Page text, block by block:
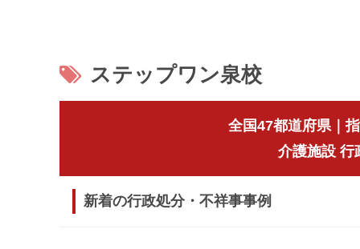
ステップワン泉校
全国47都道府県｜
介護施設 行
新着の行政処分・不祥事事例